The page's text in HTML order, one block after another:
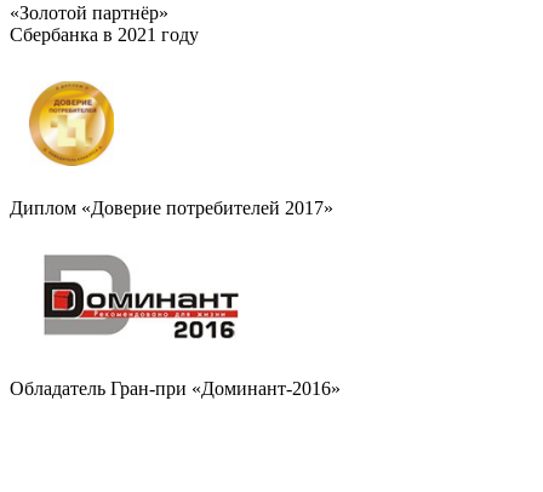
«Золотой партнёр»
Сбербанка в 2021 году
Диплом «Доверие потребителей 2017»
Обладатель Гран-при «Доминант-2016»